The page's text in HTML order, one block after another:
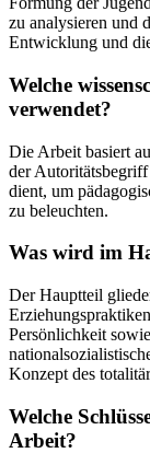
zu analysieren und
Entwicklung und
Welche
verwendet?
Die Arbeit basiert
der Autoritätsbegriff
dient, um
zu beleuchten.
Was wird im
Der Hauptteil
Persönlichkeit
Konzept des
Welche
Arbeit?